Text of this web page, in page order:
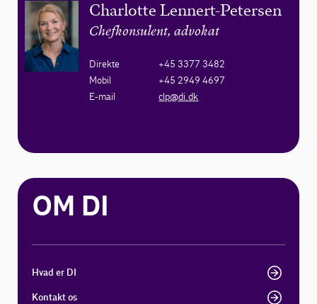
Charlotte Lennert-Petersen
Chefkonsulent, advokat
Direkte
+45 3377 3482
Mobil
+45 2949 4697
E-mail
clp@di.dk
OM DI
Hvad er DI
Kontakt os